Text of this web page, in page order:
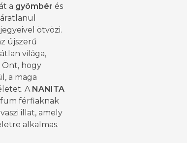
a gyömbér és
ötvözi.
újszerű
világa,
Önt, hogy
a maga
A NANITA
férfiaknak
illat, amely
alkalmas.